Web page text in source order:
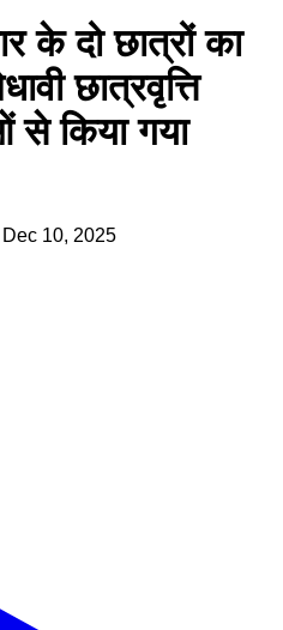
के दो छात्रों का
छात्रवृत्ति
से किया गया
Dec 10, 2025